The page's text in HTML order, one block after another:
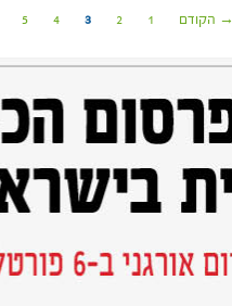
→ הקודם 1
2
3
4
5